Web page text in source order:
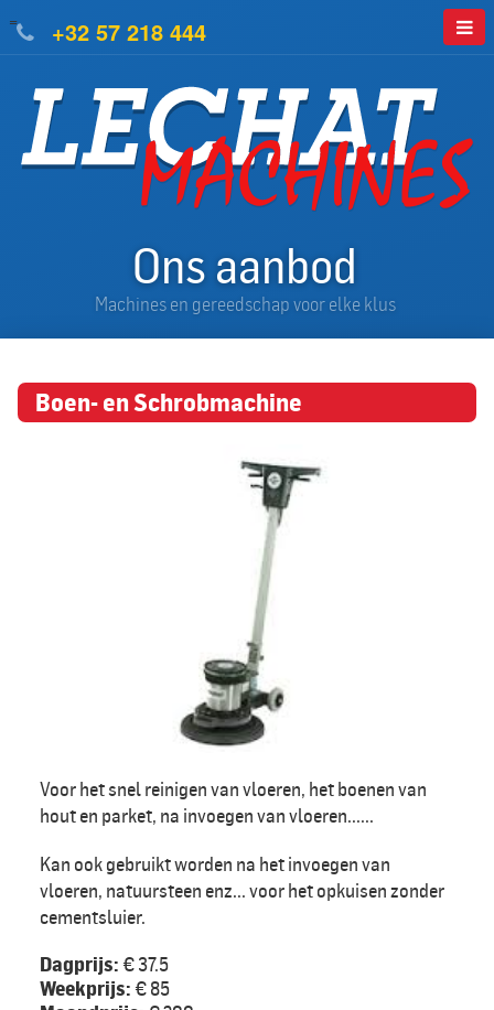
+32 57 218 444
=
Ons aanbod
Machines en gereedschap voor elke klus
Boen- en Schrobmachine
Voor het snel reinigen van vloeren, het boenen van
hout en parket, na invoegen van vloeren......
Kan ook gebruikt worden na het invoegen van
vloeren, natuursteen enz... voor het opkuisen zonder
cementsluier.
Dagprijs: € 37.5
Weekprijs: € 85